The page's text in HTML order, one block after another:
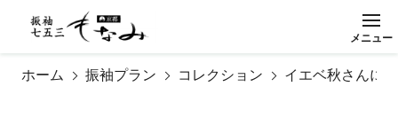
メニ ュ ー
ホーム 振袖プラン コレクション イエベ秋さんに